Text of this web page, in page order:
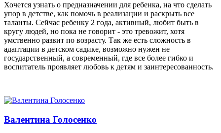
Хочется узнать о предназначении для ребенка, на что сделать
упор в детстве, как помочь в реализации и раскрыть все
таланты. Сейчас ребенку 2 года, активный, любит быть в
кругу людей, но пока не говорит - это тревожит, хотя
умственно развит по возрасту. Так же есть сложность в
адаптации в детском садике, возможно нужен не
государственный, а современный, где все более гибко и
воспитатель проявляет любовь к детям и заинтересованность.
Валентина Голосенко